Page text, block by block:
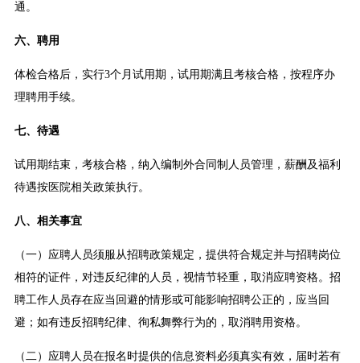
通。
六、聘用
体检合格后，实行3个月试用期，试用期满且考核合格，按程序办
理聘用手续。
七、待遇
试用期结束，考核合格，纳入编制外合同制人员管理，薪酬及福利
待遇按医院相关政策执行。
八、相关事宜
（一）应聘人员须服从招聘政策规定，提供符合规定并与招聘岗位
相符的证件，对违反纪律的人员，视情节轻重，取消应聘资格。招
聘工作人员存在应当回避的情形或可能影响招聘公正的，应当回
避；如有违反招聘纪律、徇私舞弊行为的，取消聘用资格。
（二）应聘人员在报名时提供的信息资料必须真实有效，届时若有